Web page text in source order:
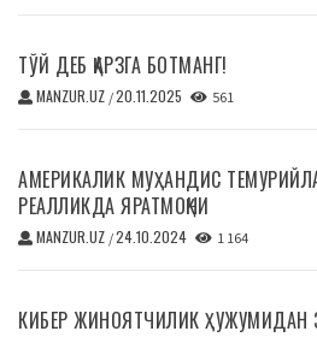
ТЎЙ ДЕБ ҚАРЗГА БОТМАНГ!
MANZUR.UZ /20.11.2025 561
АМЕРИКАЛИК МУҲАНДИС
РЕАЛЛИКДА ЯРАТМОҚЧИ
MANZUR.UZ /24.10.2024 1 164
КИБЕР ЖИНОЯТЧИЛИК ҲУЖУМИДАН